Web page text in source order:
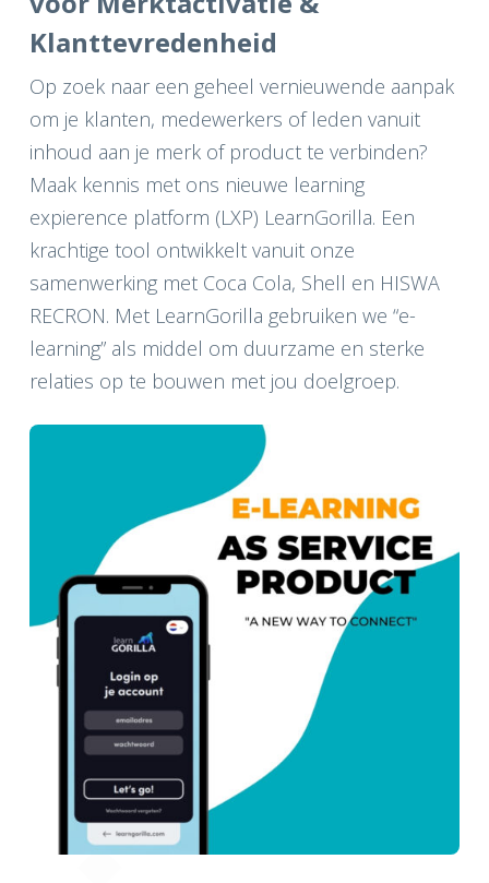
Klanttevredenheid
Op zoek naar een geheel vernieuwende aanpak
om je klanten, medewerkers of leden vanuit
inhoud aan je merk of product te verbinden?
Maak kennis met ons nieuwe learning
expierence platform (LXP) LearnGorilla. Een
krachtige tool ontwikkelt vanuit onze
samenwerking met Coca Cola, Shell en HISWA
RECRON. Met LearnGorilla gebruiken we “e-
learning” als middel om duurzame en sterke
relaties op te bouwen met jou doelgroep.